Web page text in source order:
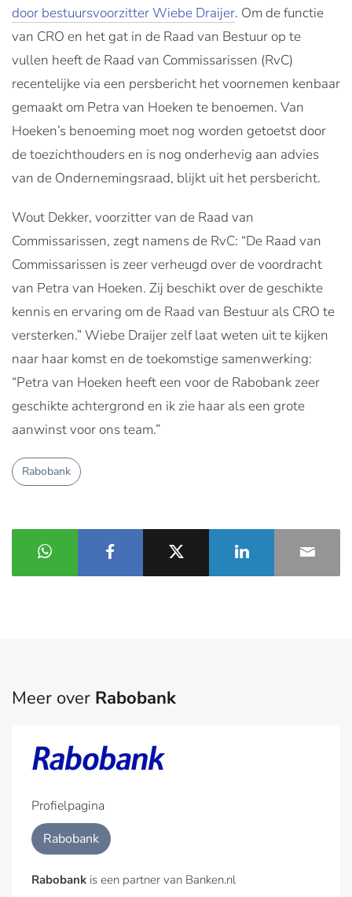
door bestuursvoorzitter Wiebe Draijer. Om de functie
van CRO en het gat in de Raad van Bestuur op te
vullen heeft de Raad van Commissarissen (RvC)
recentelijke via een persbericht het voornemen kenbaar
gemaakt om Petra van Hoeken te benoemen. Van
Hoeken’s benoeming moet nog worden getoetst door
de toezichthouders en is nog onderhevig aan advies
van de Ondernemingsraad, blijkt uit het persbericht.
Wout Dekker, voorzitter van de Raad van
Commissarissen, zegt namens de RvC: “De Raad van
Commissarissen is zeer verheugd over de voordracht
van Petra van Hoeken. Zij beschikt over de geschikte
kennis en ervaring om de Raad van Bestuur als CRO te
versterken.” Wiebe Draijer zelf laat weten uit te kijken
naar haar komst en de toekomstige samenwerking:
“Petra van Hoeken heeft een voor de Rabobank zeer
geschikte achtergrond en ik zie haar als een grote
aanwinst voor ons team.”
Rabobank
Meer over Rabobank
Profielpagina
Rabobank
Rabobank is een partner van Banken.nl